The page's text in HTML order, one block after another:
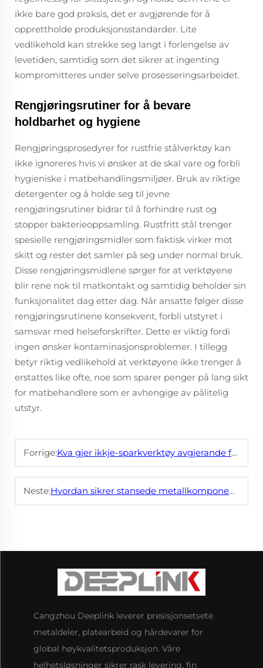
ikke bare god praksis, det er avgjørende for å
opprettholde produksjonsstandarder. Lite
vedlikehold kan strekke seg langt i forlengelse av
levetiden, samtidig som det sikrer at ingenting
kompromitteres under selve prosesseringsarbeidet.
Rengjøringsrutiner for å bevare
holdbarhet og hygiene
Rengjøringsprosedyrer for rustfrie stålverktøy kan
ikke ignoreres hvis vi ønsker at de skal vare og forbli
hygieniske i matbehandlingsmiljøer. Bruk av riktige
detergenter og å holde seg til jevne
rengjøringsrutiner bidrar til å forhindre rust og
stopper bakterieoppsamling. Rustfritt stål trenger
spesielle rengjøringsmidler som faktisk virker mot
skitt og rester det samler på seg under normal bruk.
Disse rengjøringsmidlene sørger for at verktøyene
blir rene nok til matkontakt og samtidig beholder sin
funksjonalitet dag etter dag. Når ansatte følger disse
rengjøringsrutinene konsekvent, forbli utstyret i
samsvar med helseforskrifter. Dette er viktig fordi
ingen ønsker kontaminasjonsproblemer. I tillegg
betyr riktig vedlikehold at verktøyene ikke trenger å
erstattes like ofte, noe som sparer penger på lang sikt
for matbehandlere som er avhengige av pålitelig
utstyr.
Forrige:Kva gjer ikkje-sparkverktøy avgjerande for farlege miljø?
Neste:Hvordan sikrer stansede metallkomponenter konsistens i masseproduksjon?
Cangzhou Deeplink leverer presisjonsetsete
metaldeler, platearbeid og hårdevarer for
global høykvalitetsproduksjon. Våre
helhetsløsninger sikrer rask levering, fin